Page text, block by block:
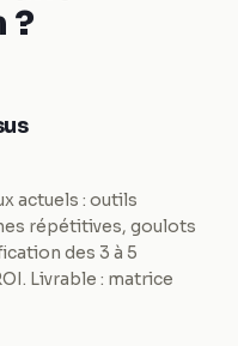
?
actuels : outils
répétitives, goulots
des 3 à 5
Livrable : matrice